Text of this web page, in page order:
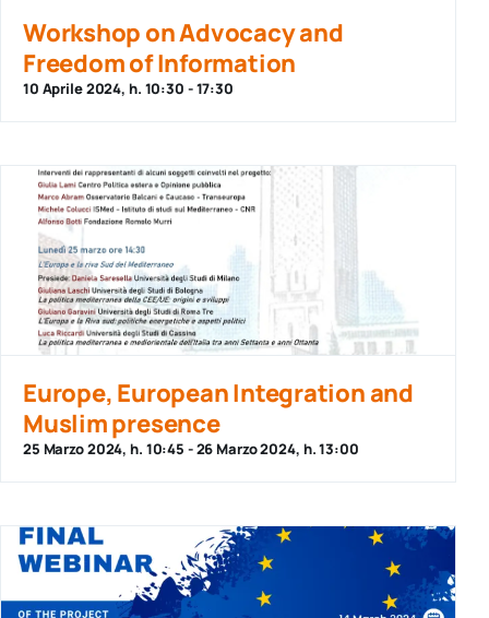
Newsletter
Workshop on Advocacy and
Freedom of Information
10 Aprile 2024, h. 10:30 -17:30
Europe, European Integration and
Muslim presence
25 Marzo 2024, h. 10:45 -26 Marzo 2024, h. 13:00